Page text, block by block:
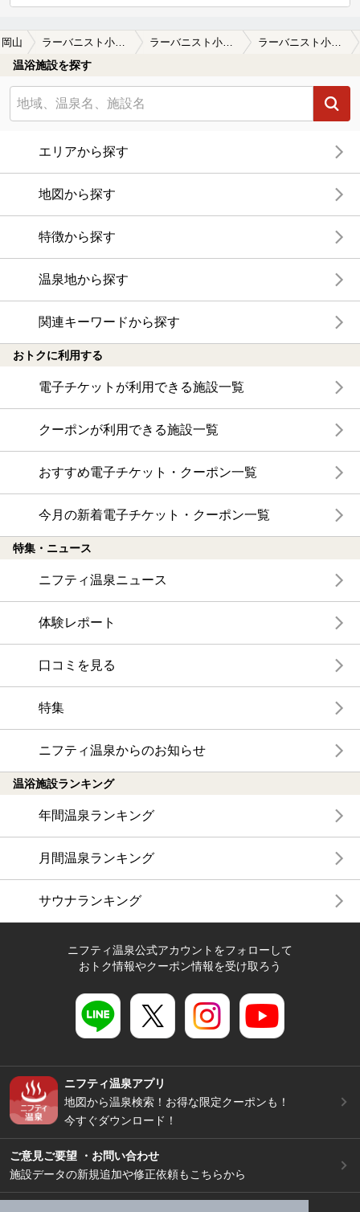
岡山 ラーバニスト小森の里（閉店いたしました）の口コミ カップルに最高
温浴施設を探す
エリアから探す
地図から探す
特徴から探す
温泉地から探す
関連キーワードから探す
おトクに利用する
電子チケットが利用できる施設一覧
クーポンが利用できる施設一覧
おすすめ電子チケット・クーポン一覧
今月の新着電子チケット・クーポン一覧
特集・ニュース
ニフティ温泉ニュース
体験レポート
口コミを見る
特集
ニフティ温泉からのお知らせ
温浴施設ランキング
年間温泉ランキング
月間温泉ランキング
サウナランキング
ニフティ温泉公式アカウントをフォローして
おトク情報やクーポン情報を受け取ろう
ニフティ温泉アプリ
地図から温泉検索！お得な限定クーポンも！
今すぐダウンロード！
ご意見ご要望 ・お問い合わせ
施設データの新規追加や修正依頼もこちらから